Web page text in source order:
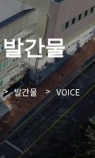
발간물
> 발간물 > VOICE